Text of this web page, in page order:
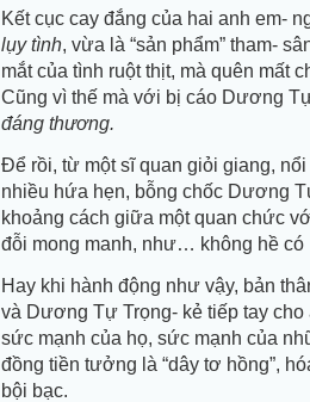
Kết cục cay đắng của hai anh em-
lụy tình, vừa là “sản phẩm” tham-
mắt của tình ruột thịt, mà quên mất
Cũng vì thế mà với bị cáo Dương
đáng thương.
Để rồi, từ một sĩ quan giỏi giang,
nhiều hứa hẹn, bỗng chốc Dương
khoảng cách giữa một quan chức
đỗi mong manh, như… không hề có
Hay khi hành động như vậy, bản
và Dương Tự Trọng- kẻ tiếp tay
sức mạnh của họ, sức mạnh của
đồng tiền tưởng là “dây tơ hồng”,
bội bạc.